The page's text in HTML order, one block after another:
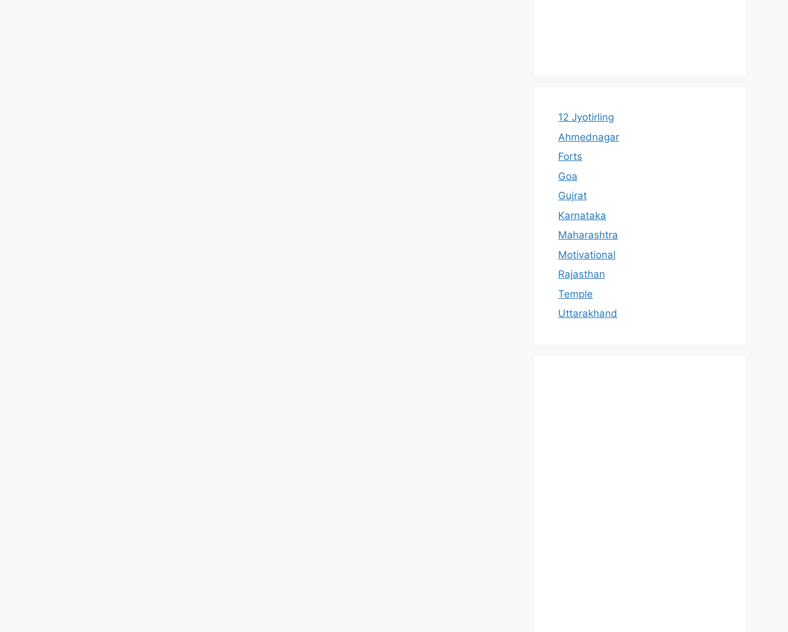
12 Jyotirling
Ahmednagar
Forts
Goa
Gujrat
Karnataka
Maharashtra
Motivational
Rajasthan
Temple
Uttarakhand